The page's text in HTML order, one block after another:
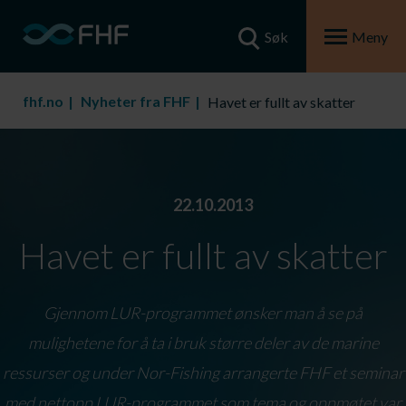
Søk Meny
fhf.no Nyheter fra FHF Havet er fullt av skatter
22.10.2013
Havet er fullt av skatter
Gjennom LUR-programmet ønsker man å se på
mulighetene for å ta i bruk større deler av de marine
ressurser og under Nor-Fishing arrangerte FHF et seminar